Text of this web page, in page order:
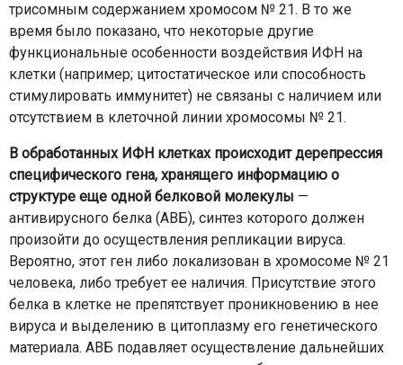
трисомным содержанием хромосом № 21. В то же
время было показано, что некоторые другие
функциональные особенности воздействия ИФН на
клетки (например; цитостатическое или способность
стимулировать иммунитет) не связаны с наличием или
отсутствием в клеточной линии хромосомы № 21.
В обработанных ИФН клетках происходит дерепрессия
специфического гена, хранящего информацию о
структуре еще одной белковой молекулы —
антивирусного белка (АВБ), синтез которого должен
произойти до осуществления репликации вируса.
Вероятно, этот ген либо локализован в хромосоме № 21
человека, либо требует ее наличия. Присутствие этого
белка в клетке не препятствует проникновению в нее
вируса и выделению в цитоплазму его генетического
материала. АВБ подавляет осуществление дальнейших